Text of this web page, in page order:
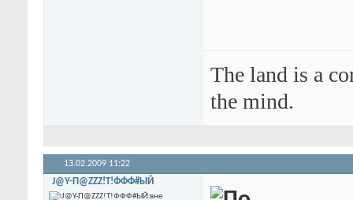
The land is a
the mind.
13.02.2009 11:22
J@Y-П@ZZZ!T!ФФФ#ЫЙ